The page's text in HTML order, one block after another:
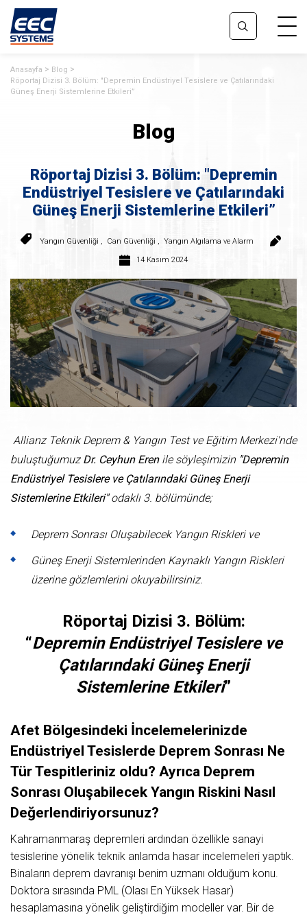
Anasayfa
Blog
Röportaj Dizisi 3. Bölüm: "Depremin Endüstriyel Tesislere ve Çatılarındaki
Güneş Enerji Sistemlerine Etkileri”
Blog
Röportaj Dizisi 3. Bölüm: "Depremin
Endüstriyel Tesislere ve Çatılarındaki
Güneş Enerji Sistemlerine Etkileri”
Yangın Güvenliği , Can Güvenliği , Yangın Algılama ve Alarm
14 Kasım 2024
Allianz Teknik Deprem & Yangın Test ve Eğitim Merkezi'nde
buluştuğumuz Dr. Ceyhun Erenile söyleşimizin "Depremin
Endüstriyel Tesislere ve Çatılarındaki Güneş Enerji
Sistemlerine Etkileri"odaklı 3. bölümünde;
Deprem Sonrası Oluşabilecek Yangın Riskleri ve
Güneş Enerji Sistemlerinden Kaynaklı Yangın Riskleri
üzerine gözlemlerini okuyabilirsiniz.
Röportaj Dizisi 3. Bölüm:
“Depremin Endüstriyel Tesislere ve
Çatılarındaki Güneş Enerji
Sistemlerine Etkileri”
Afet Bölgesindeki İncelemelerinizde
Endüstriyel Tesislerde Deprem Sonrası Ne
Tür Tespitleriniz oldu? Ayrıca Deprem
Sonrası Oluşabilecek Yangın Riskini Nasıl
Değerlendiriyorsunuz?
Kahramanmaraş depremleri ardından özellikle sanayi
tesislerine yönelik teknik anlamda hasar incelemeleri yaptık.
Binaların deprem davranışı benim uzmanı olduğum konu.
Doktora sırasında PML (Olası En Yüksek Hasar)
hesaplamasına yönelik geliştirdiğim modeller var. Bir de